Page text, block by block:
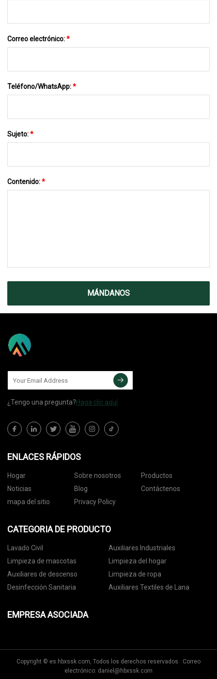
Correo electrónico:*
Teléfono/WhatsApp:*
Sujeto:*
Contenido:*
MÁNDANOS
¿Tengo una pregunta?Haga clic aquí
ENLACES RÁPIDOS
Hogar Sobre nosotros
Productos
Noticias
Blog
Contáctenos
mapa del sitio
Privacy Policy
CATEGORIA DE PRODUCTO
Lavado Civil
Auxiliares Industriales
Limpieza de mascotas
Limpieza del hogar
Auxiliares de descenso
Limpieza de ropa
Desinfección Sanitaria
Auxiliares Textiles de Lana
EMPRESA ASOCIADA
Copyright © es.hbxssk.com, Todos los derechos reservados. Correo
electrónico: daniel@hbxssk.com